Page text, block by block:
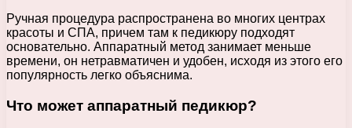
Ручная процедура распространена во многих центрах
красоты и СПА, причем там к педикюру подходят
основательно. Аппаратный метод занимает меньше
времени, он нетравматичен и удобен, исходя из этого его
популярность легко объяснима.
Что может аппаратный педикюр?